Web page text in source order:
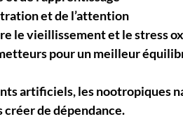
et de l’attention
le vieillissement et le stress
pour un meilleur
artificiels, les nootropiques
créer de dépendance.